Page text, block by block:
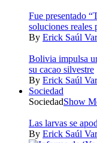
Fue presentado
soluciones reales
By Erick Saúl
Bolivia impulsa
su cacao silvestre
By Erick Saúl
Sociedad
SociedadShow
Las larvas se
By Erick Saúl